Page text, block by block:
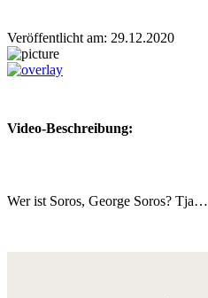
Veröffentlicht am: 29.12.2020
Video-Beschreibung:
Wer ist Soros, George Soros? Tja…